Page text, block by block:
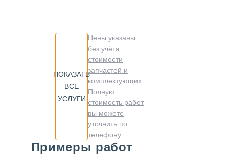
ПОКАЗАТЬ
ВСЕ
УСЛУГИ
Цены указаны
без учёта
стоимости
запчастей и
комплектующих.
Полную
стоимость работ
вы можете
уточнить по
телефону.
Примеры работ